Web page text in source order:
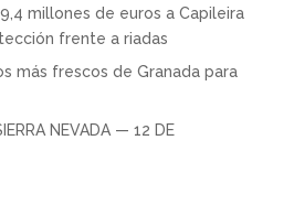
millones de euros a Capileira
frente a riadas
más frescos de Granada para
NEVADA — 12 DE